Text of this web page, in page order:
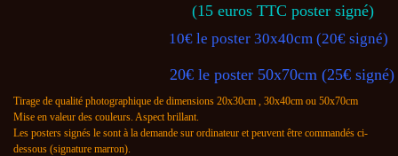
(15 euros TTC poster signé)
10€ le poster 30x40cm (20€ signé)
20€ le poster 50x70cm (25€ signé)
Tirage de qualité photographique de dimensions 20x30cm , 30x40cm ou 50x70cm
Mise en valeur des couleurs. Aspect brillant.
Les posters signés le sont à la demande sur ordinateur et peuvent être commandés ci-
dessous (signature marron).